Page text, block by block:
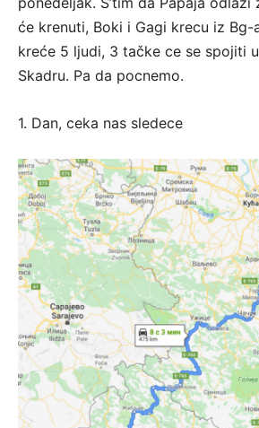
će krenuti, Boki i Gagi krecu iz Bg-
kreće 5 ljudi, 3 tačke ce se spojiti
Skadru. Pa da pocnemo.
1. Dan, ceka nas sledece